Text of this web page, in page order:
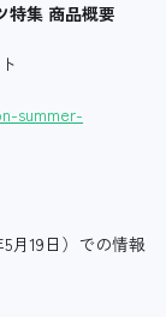
特集 商品概要
summer-
月19日）での情報